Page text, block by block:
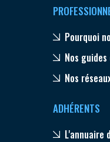
Pourquoi
Nos
Nos
ADHÉRENTS
L'annuaire